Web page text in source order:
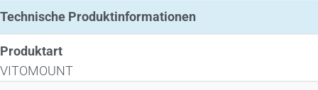
Technische Produktinformationen
Produktart
VITOMOUNT